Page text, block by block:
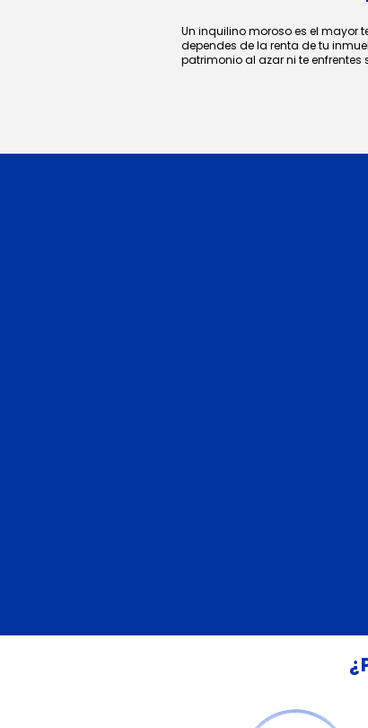
Un inquilino moroso es el mayor
dependes de la renta de tu
patrimonio al azar ni te